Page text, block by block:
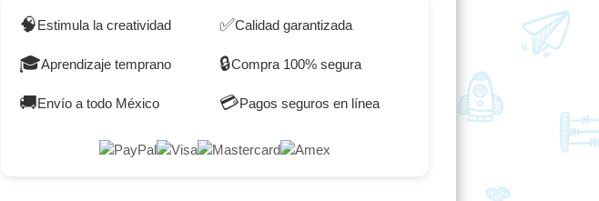
🧠Estimula la creatividad ✅Calidad garantizada
🎓Aprendizaje temprano 🔒Compra 100% segura
🚚Envío a todo México 💳Pagos seguros en línea